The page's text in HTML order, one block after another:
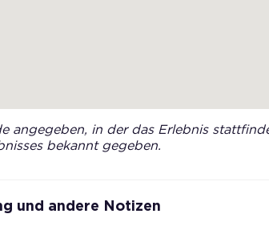
angegeben, in der das Erlebnis
bekannt gegeben.
und andere Notizen